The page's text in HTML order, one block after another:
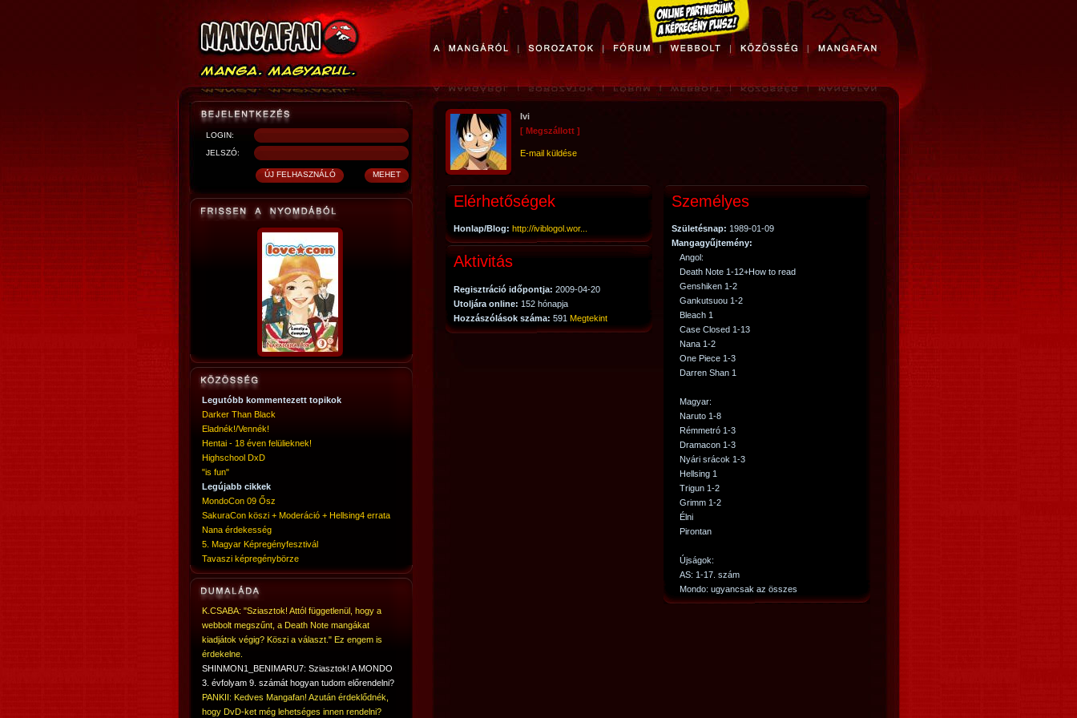
LOGIN:
JELSZÓ:
Legutóbb kommentezett topikok
Darker Than Black
Eladnék!/Vennék!
Hentai - 18 éven felülieknek!
Highschool DxD
"is fun"
Legújabb cikkek
MondoCon 09 Ősz
SakuraCon köszi + Moderáció + Hellsing4 errata
Nana érdekesség
5. Magyar Képregényfesztivál
Tavaszi képregénybörze
K.CSABA: "Sziasztok! Attól függetlenül, hogy a
webbolt megszűnt, a Death Note mangákat
kiadjátok végig? Köszi a választ." Ez engem is
érdekelne.
SHINMON1_BENIMARU7: Sziasztok! A MONDO
3. évfolyam 9. számát hogyan tudom előrendelni?
PANKII: Kedves Mangafan! Azután érdeklődnék,
hogy DvD-ket még lehetséges innen rendelni?
Ivi
[ Megszállott ]
E-mail küldése
Elérhetőségek
Honlap/Blog: http://iviblogol.wor...
Személyes
Születésnap: 1989-01-09
Mangagyűjtemény:
Angol:
Death Note 1-12+How to read
Genshiken 1-2
Gankutsuou 1-2
Bleach 1
Case Closed 1-13
Nana 1-2
One Piece 1-3
Darren Shan 1
Magyar:
Naruto 1-8
Rémmetró 1-3
Dramacon 1-3
Nyári srácok 1-3
Hellsing 1
Trigun 1-2
Grimm 1-2
Élni
Pirontan
Újságok:
AS: 1-17. szám
Mondo: ugyancsak az összes
Aktivitás
Regisztráció időpontja: 2009-04-20
Utoljára online: 152 hónapja
Hozzászólások száma: 591 Megtekint